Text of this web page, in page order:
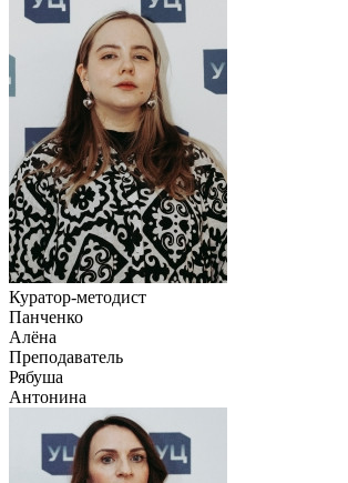
Куратор-методист
Панченко
Алёна
Преподаватель
Рябуша
Антонина